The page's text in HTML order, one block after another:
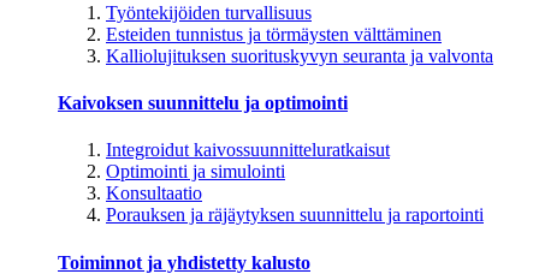
Työntekijöiden turvallisuus
Esteiden tunnistus ja törmäysten välttäminen
Kalliolujituksen suorituskyvyn seuranta ja valvonta
Kaivoksen suunnittelu ja optimointi
Integroidut kaivossuunnitteluratkaisut
Optimointi ja simulointi
Konsultaatio
Porauksen ja räjäytyksen suunnittelu ja raportointi
Toiminnot ja yhdistetty kalusto